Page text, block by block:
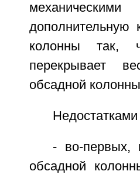
дополнительную
колонны так,
перекрывает
обсадной
- во-первых,
обсадной